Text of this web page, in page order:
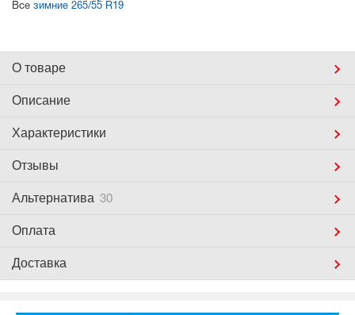
Все зимние 265/55 R19
О товаре
Описание
Характеристики
Отзывы
Альтернатива 30
Оплата
Доставка